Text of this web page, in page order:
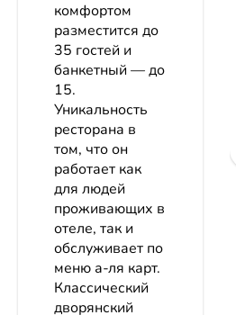
комфортом
разместится до
35 гостей и
банкетный — до
15.
Уникальность
ресторана в
том, что он
работает как
для людей
проживающих в
отеле, так и
обслуживает по
меню а-ля карт.
Классический
дворянский